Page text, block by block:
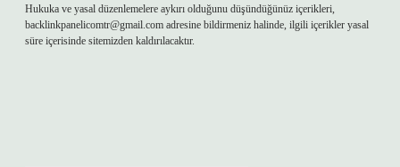
Hukuka ve yasal düzenlemelere aykırı olduğunu düşündüğünüz içerikleri,
backlinkpanelicomtr@gmail.com adresine bildirmeniz halinde, ilgili içerikler yasal
süre içerisinde sitemizden kaldırılacaktır.